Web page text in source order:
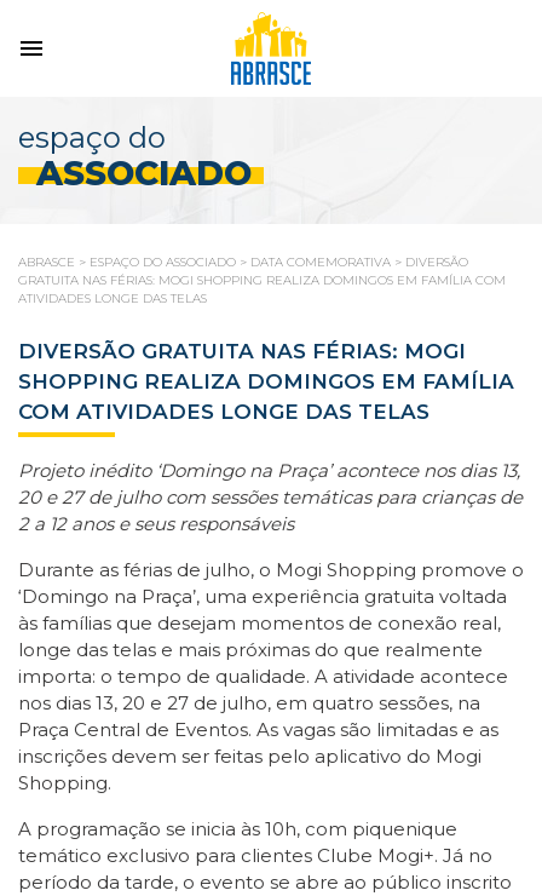
espaço do
ASSOCIADO
ABRASCE > ESPAÇO DO ASSOCIADO > DATA COMEMORATIVA > DIVERSÃO
GRATUITA NAS FÉRIAS: MOGI SHOPPING REALIZA DOMINGOS EM FAMÍLIA COM
ATIVIDADES LONGE DAS TELAS
DIVERSÃO GRATUITA NAS FÉRIAS: MOGI
SHOPPING REALIZA DOMINGOS EM FAMÍLIA
COM ATIVIDADES LONGE DAS TELAS
Projeto inédito ‘Domingo na Praça’ acontece nos dias 13,
20 e 27 de julho com sessões temáticas para crianças de
2 a 12 anos e seus responsáveis
Durante as férias de julho, o Mogi Shopping promove o
‘Domingo na Praça’, uma experiência gratuita voltada
às famílias que desejam momentos de conexão real,
longe das telas e mais próximas do que realmente
importa: o tempo de qualidade. A atividade acontece
nos dias 13, 20 e 27 de julho, em quatro sessões, na
Praça Central de Eventos. As vagas são limitadas e as
inscrições devem ser feitas pelo aplicativo do Mogi
Shopping.
A programação se inicia às 10h, com piquenique
temático exclusivo para clientes Clube Mogi+. Já no
período da tarde, o evento se abre ao público inscrito